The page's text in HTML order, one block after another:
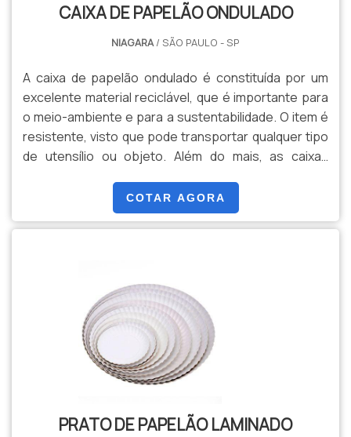
CAIXA DE PAPELÃO ONDULADO
NIAGARA/ SÃO PAULO - SP
A caixa de papelão ondulado é constituída por um
excelente material reciclável, que é importante para
o meio-ambiente e para a sustentabilidade. O item é
resistente, visto que pode transportar qualquer tipo
de utensílio ou objeto. Além do mais, as caixas
personalizados e escolhidos pelo cliente. Ela é
excelente para a condução e armazenagem de
produtos, realizando uma ótima função.O PRODUTO
COTAR AGORA
PRATO DE PAPELÃO LAMINADO